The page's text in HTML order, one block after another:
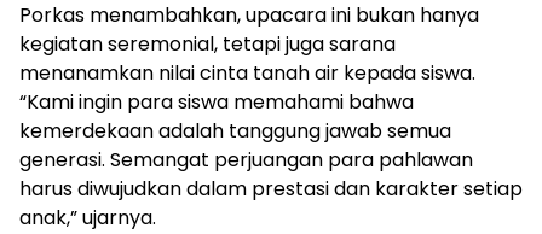
Porkas menambahkan, upacara ini bukan hanya
kegiatan seremonial, tetapi juga sarana
menanamkan nilai cinta tanah air kepada siswa.
“Kami ingin para siswa memahami bahwa
kemerdekaan adalah tanggung jawab semua
generasi. Semangat perjuangan para pahlawan
harus diwujudkan dalam prestasi dan karakter setiap
anak,” ujarnya.